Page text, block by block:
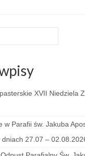
Św. Jakuba Ap
– 20 czerwca 2019
Ks Kanonika
XVII Niedziela
w Parafii św. Jakuba
27.07 –